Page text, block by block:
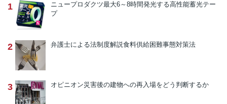
1 ニュープロダクツ最大6～8時間発光する高性能蓄光テー
プ
2 弁護士による法制度解説食料供給困難事態対策法
3 オピニオン災害後の建物への再入場をどう判断するか